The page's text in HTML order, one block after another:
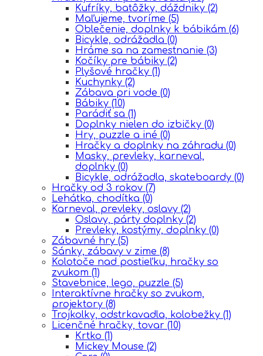
Kufríky, batôžky, dáždniky (2)
Maľujeme, tvoríme (5)
Oblečenie, doplnky k bábikám (6)
Bicykle, odrážadla (0)
Hráme sa na zamestnanie (3)
Kočíky pre bábiky (2)
Plyšové hračky (1)
Kuchynky (2)
Zábava pri vode (0)
Bábiky (10)
Parádiť sa (1)
Doplnky nielen do izbičky (0)
Hry, puzzle a iné (0)
Hračky a doplnky na záhradu (0)
Masky, prevleky, karneval,
doplnky (0)
Bicykle, odrážadla, skateboardy (0)
Hračky od 3 rokov (7)
Lehátka, chodítka (0)
Karneval, prevleky, oslavy (2)
Oslavy, párty doplnky (2)
Prevleky, kostýmy, doplnky (0)
Zábavné hry (5)
Sánky, zábavy v zime (8)
Kolotoče nad postieľku, hračky so
zvukom (1)
Stavebnice, lego, puzzle (5)
Interaktívne hračky so zvukom,
projektory (8)
Trojkolky, odstrkavadla, kolobežky (1)
Licenčné hračky, tovar (10)
Krtko (1)
Mickey Mouse (2)